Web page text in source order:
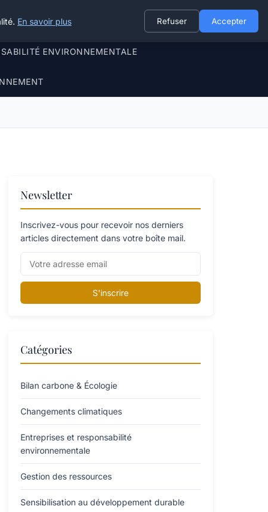
ENVIRONNEMENTALE
Newsletter
Inscrivez-vous pour recevoir nos derniers
articles directement dans votre boîte mail.
S'inscrire
Catégories
Bilan carbone & Écologie
Changements climatiques
Entreprises et responsabilité
environnementale
Gestion des ressources
Sensibilisation au développement durable
En savoir plus Refuser Accepter